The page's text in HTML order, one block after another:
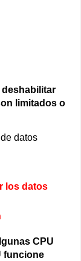
deshabilitar
limitados o
datos
los datos
CPU
funcione